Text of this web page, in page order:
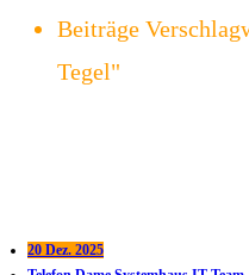
Beiträge
Tegel"
20 Dez. 2025